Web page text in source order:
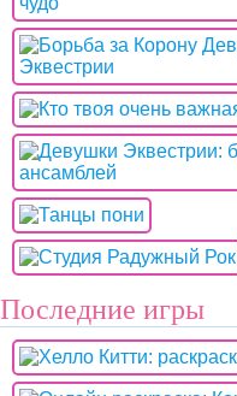
Последние игры